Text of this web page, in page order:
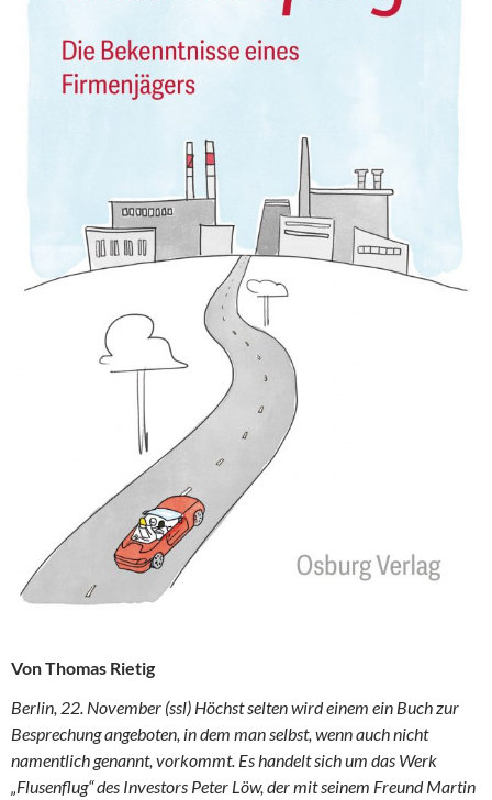
Von Thomas Rietig
Berlin, 22. November (ssl) Höchst selten wird einem ein Buch zur
Besprechung angeboten, in dem man selbst, wenn auch nicht
namentlich genannt, vorkommt. Es handelt sich um das Werk
„Flusenflug“ des Investors Peter Löw, der mit seinem Freund Martin